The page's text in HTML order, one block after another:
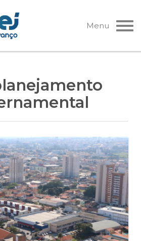
Menu